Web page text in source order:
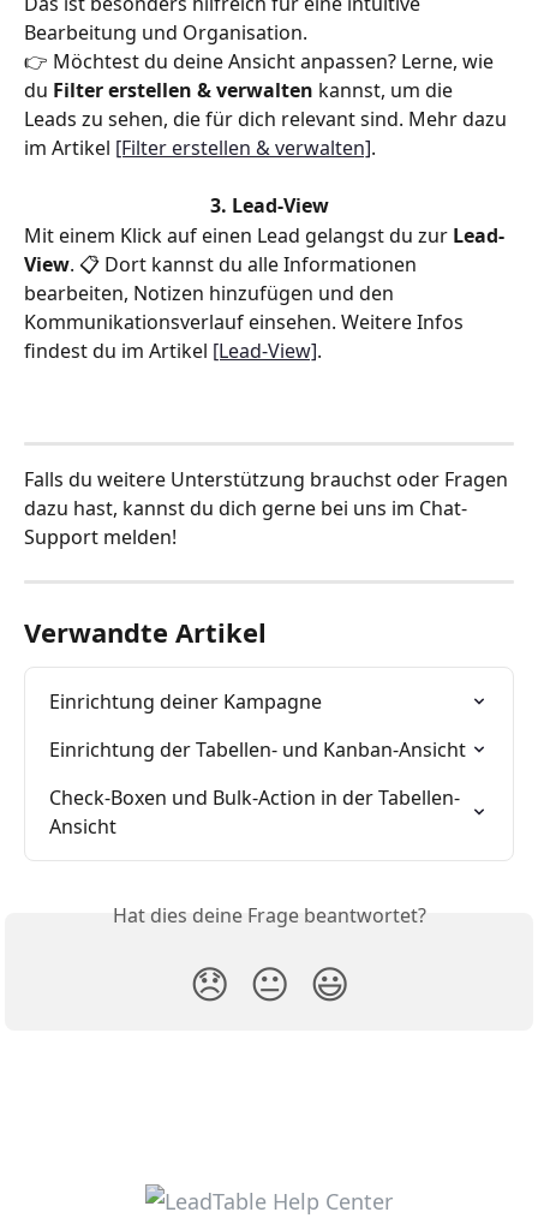
Bearbeitung und Organisation.
👉 Möchtest du deine Ansicht anpassen? Lerne, wie
du Filter erstellen & verwalten kannst, um die
Leads zu sehen, die für dich relevant sind. Mehr dazu
im Artikel [Filter erstellen & verwalten].
3. Lead-View
Mit einem Klick auf einen Lead gelangst du zur Lead-
View. 📋 Dort kannst du alle Informationen
bearbeiten, Notizen hinzufügen und den
Kommunikationsverlauf einsehen. Weitere Infos
findest du im Artikel [Lead-View].
Falls du weitere Unterstützung brauchst oder Fragen
dazu hast, kannst du dich gerne bei uns im Chat-
Support melden!
Verwandte Artikel
Einrichtung deiner Kampagne
Einrichtung der Tabellen- und Kanban-Ansicht
Check-Boxen und Bulk-Action in der Tabellen-
Ansicht
Hat dies deine Frage beantwortet?
😞 😐 😃